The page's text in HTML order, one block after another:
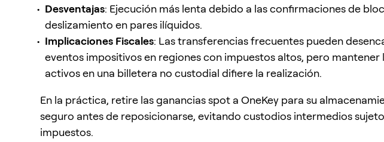
Desventajas: Ejecución más lenta debido a las confirmaciones de
deslizamiento en pares ilíquidos.
Implicaciones Fiscales: Las transferencias frecuentes pueden
eventos impositivos en regiones con impuestos altos, pero mantener
activos en una billetera no custodial difiere la realización.
En la práctica, retire las ganancias spot a OneKey para su
seguro antes de reposicionarse, evitando custodios intermedios
impuestos.